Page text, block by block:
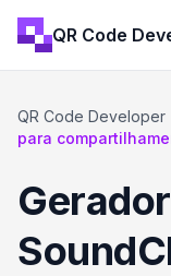
QR Code
QR Code Developer
para